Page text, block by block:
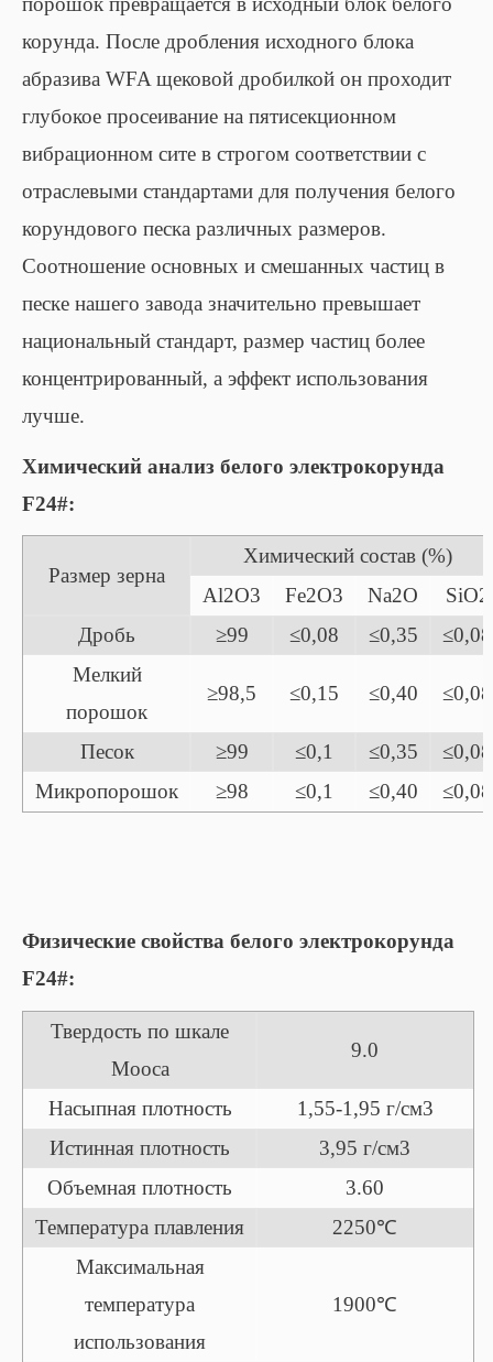
корунда. После дробления исходного блока
абразива WFA щековой дробилкой он проходит
глубокое просеивание на пятисекционном
вибрационном сите в строгом соответствии с
отраслевыми стандартами для получения белого
корундового песка различных размеров.
Соотношение основных и смешанных частиц в
песке нашего завода значительно превышает
национальный стандарт, размер частиц более
концентрированный, а эффект использования
лучше.
Химический анализ белого электрокорунда
F24#:
Размер зерна
Химический состав (%)
Al2O3
Fe2O3 Na2O
SiO2
Дробь
≥99 ≤0,08 ≤0,35
≤0,08
Мелкий
порошок
≥98,5 ≤0,15 ≤0,40 ≤0,08
Песок ≥99 ≤0,1 ≤0,35
≤0,08
Микропорошок
≥98 ≤0,1 ≤0,40 ≤0,08
Физические свойства белого электрокорунда
F24#:
Твердость по шкале
Мооса
9.0
Насыпная плотность
1,55-1,95 г/см3
Истинная плотность
3,95 г/см3
Объемная плотность
3.60
Температура плавления
2250℃
Максимальная
температура
использования
1900℃